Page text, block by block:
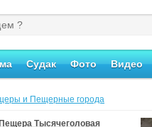
Судак Фото Видео
и Пещерные города
Пещера Тысячеголовая